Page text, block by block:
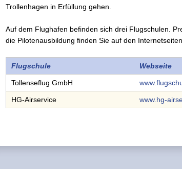
Trollenhagen in Erfüllung gehen.
Auf dem Flughafen befinden sich drei Flugschulen.
die Pilotenausbildung finden Sie auf den
Flugschule Webseite
Tollenseflug GmbH
HG-Airservice www.hg-